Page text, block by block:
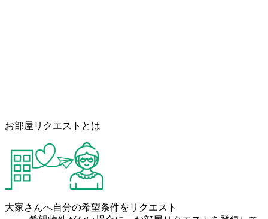
お部屋リクエストとは
大家さんへ自分の希望条件をリクエスト